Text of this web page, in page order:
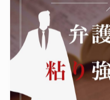
い名義人であることを明
できました。このケース
義人責任の正しい理解と
ことの重要性を示してい
回避する鍵となります。